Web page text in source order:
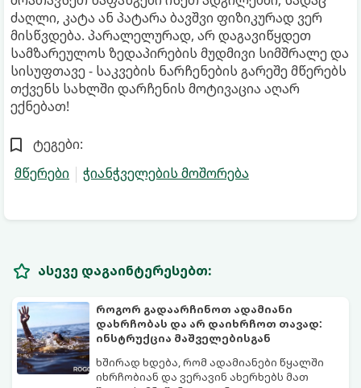
ძაღლი, კატა ან პატარა ბავშვი ფიზიკურად ვერ
მისწვდება. პარალელურად, არ დაგავიწყდეთ
სამზარეულოს ზედაპირების მუდმივი სიმშრალე და
სისუფთავე - საკვების ნარჩენების გარეშე მწერებს
თქვენს სახლში დარჩენის მოტივაცია აღარ
ექნებათ!
ტეგები:
მწერები
ჭიანჭველების მოშორება
ასევე დაგაინტერესებთ:
როგორ გადაარჩინოთ ადამიანი
დახრჩობას და არ დაიხრჩოთ თავად:
ინსტრუქცია მაშველებისგან
ხშირად ხდება, რომ ადამიანები წყალში
იხრჩობიან და ვერავინ ახერხებს მათ